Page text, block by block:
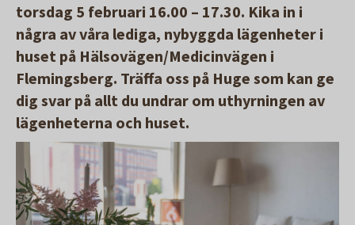
torsdag 5 februari 16.00 – 17.30. Kika in i
några av våra lediga, nybyggda lägenheter i
huset på Hälsovägen/Medicinvägen i
Flemingsberg. Träffa oss på Huge som kan ge
dig svar på allt du undrar om uthyrningen av
lägenheterna och huset.